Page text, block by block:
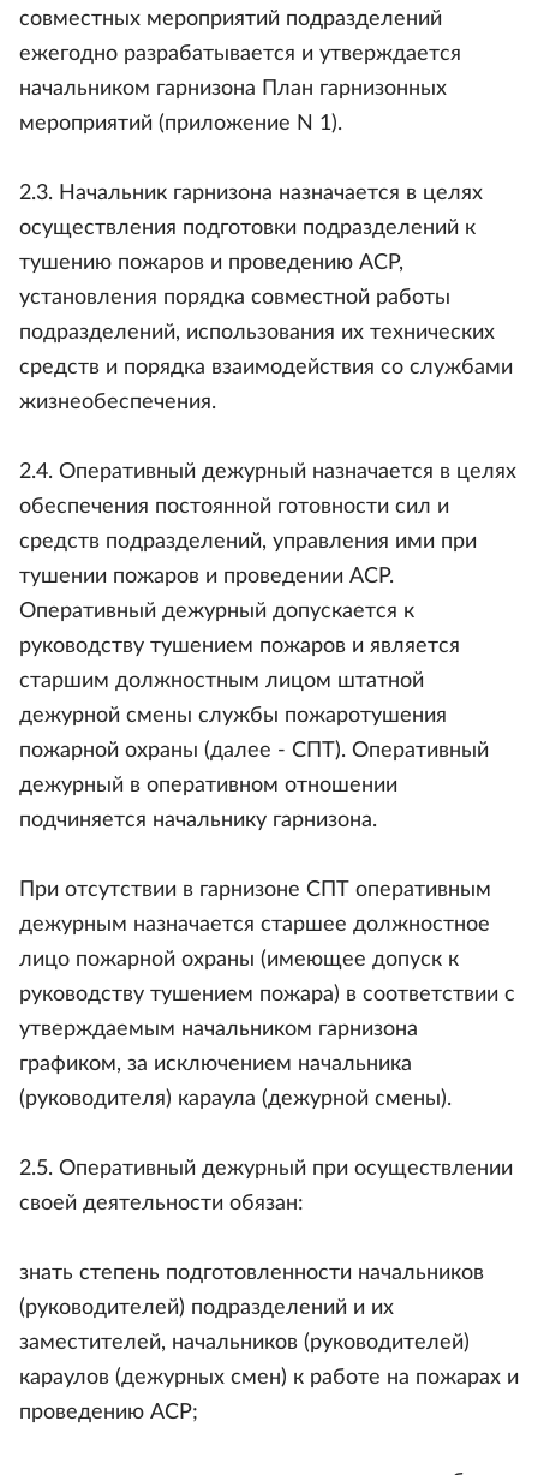
совместных мероприятий подразделений
ежегодно разрабатывается и утверждается
начальником гарнизона План гарнизонных
мероприятий (приложение N 1).
2.3. Начальник гарнизона назначается в целях
осуществления подготовки подразделений к
тушению пожаров и проведению АСР,
установления порядка совместной работы
подразделений, использования их технических
средств и порядка взаимодействия со службами
жизнеобеспечения.
2.4. Оперативный дежурный назначается в целях
обеспечения постоянной готовности сил и
средств подразделений, управления ими при
тушении пожаров и проведении АСР.
Оперативный дежурный допускается к
руководству тушением пожаров и является
старшим должностным лицом штатной
дежурной смены службы пожаротушения
пожарной охраны (далее - СПТ). Оперативный
дежурный в оперативном отношении
подчиняется начальнику гарнизона.
При отсутствии в гарнизоне СПТ оперативным
дежурным назначается старшее должностное
лицо пожарной охраны (имеющее допуск к
руководству тушением пожара) в соответствии с
утверждаемым начальником гарнизона
графиком, за исключением начальника
(руководителя) караула (дежурной смены).
2.5. Оперативный дежурный при осуществлении
своей деятельности обязан:
знать степень подготовленности начальников
(руководителей) подразделений и их
заместителей, начальников (руководителей)
караулов (дежурных смен) к работе на пожарах и
проведению АСР;